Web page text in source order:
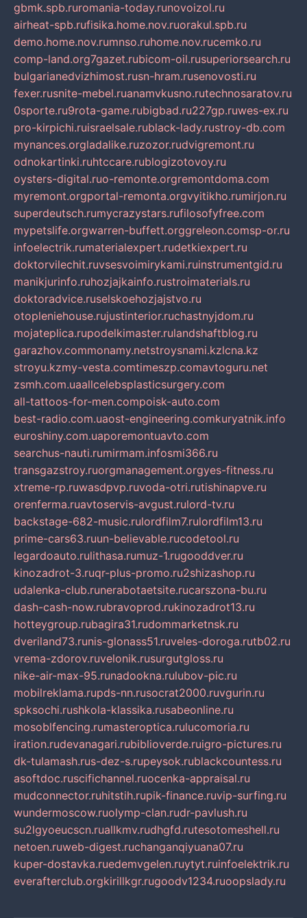
gbmk.spb.ruromania-today.runovoizol.ru
airheat-spb.rufisika.home.nov.ruorakul.spb.ru
demo.home.nov.rumnso.ruhome.nov.rucemko.ru
comp-land.org7gazet.rubicom-oil.rusuperiorsearch.ru
bulgarianedvizhimost.rusn-hram.rusenovosti.ru
fexer.rusnite-mebel.ruanamvkusno.rutechnosaratov.ru
0sporte.ru9rota-game.rubigbad.ru227gp.ruwes-ex.ru
pro-kirpichi.ruisraelsale.rublack-lady.rustroy-db.com
mynances.orgladalike.ruzozor.rudvigremont.ru
odnokartinki.ruhtccare.rublogizotovoy.ru
oysters-digital.ruo-remonte.orgremontdoma.com
myremont.orgportal-remonta.orgvyitikho.rumirjon.ru
superdeutsch.rumycrazystars.rufilosofyfree.com
mypetslife.orgwarren-buffett.orggreleon.comsp-or.ru
infoelectrik.rumaterialexpert.rudetkiexpert.ru
doktorvilechit.ruvsesvoimirykami.ruinstrumentgid.ru
manikjurinfo.ruhozjajkainfo.rustroimaterials.ru
doktoradvice.ruselskoehozjajstvo.ru
otopleniehouse.rujustinterior.ruchastnyjdom.ru
mojateplica.rupodelkimaster.rulandshaftblog.ru
garazhov.commonamy.netstroysnami.kzlcna.kz
stroyu.kzmy-vesta.comtimeszp.comavtoguru.net
zsmh.com.uaallcelebsplasticsurgery.com
all-tattoos-for-men.compoisk-auto.com
best-radio.com.uaost-engineering.comkuryatnik.info
euroshiny.com.uaporemontuavto.com
searchus-nauti.rumirmam.infosmi366.ru
transgazstroy.ruorgmanagement.orgyes-fitness.ru
xtreme-rp.ruwasdpvp.ruvoda-otri.rutishinapve.ru
orenferma.ruavtoservis-avgust.rulord-tv.ru
backstage-682-music.rulordfilm7.rulordfilm13.ru
prime-cars63.ruun-believable.rucodetool.ru
legardoauto.rulithasa.rumuz-1.rugooddver.ru
kinozadrot-3.ruqr-plus-promo.ru2shizashop.ru
udalenka-club.runerabotaetsite.rucarszona-bu.ru
dash-cash-now.rubravoprod.rukinozadrot13.ru
hotteygroup.rubagira31.rudommarketnsk.ru
dveriland73.runis-glonass51.ruveles-doroga.rutb02.ru
vrema-zdorov.ruvelonik.rusurgutgloss.ru
nike-air-max-95.runadookna.rulubov-pic.ru
mobilreklama.rupds-nn.rusocrat2000.ruvgurin.ru
spksochi.rushkola-klassika.rusabeonline.ru
mosoblfencing.rumasteroptica.rulucomoria.ru
iration.rudevanagari.rubiblioverde.ruigro-pictures.ru
dk-tulamash.rus-dez-s.rupeysok.rublackcountess.ru
asoftdoc.ruscifichannel.ruocenka-appraisal.ru
mudconnector.ruhitstih.rupik-finance.ruvip-surfing.ru
wundermoscow.ruolymp-clan.rudr-pavlush.ru
su2lgyoeucscn.ruallkmv.rudhgfd.rutesotomeshell.ru
netoen.ruweb-digest.ruchanganqiyuana07.ru
kuper-dostavka.ruedemvgelen.ruytyt.ruinfoelektrik.ru
everafterclub.orgkirillkgr.rugoodv1234.ruoopslady.ru